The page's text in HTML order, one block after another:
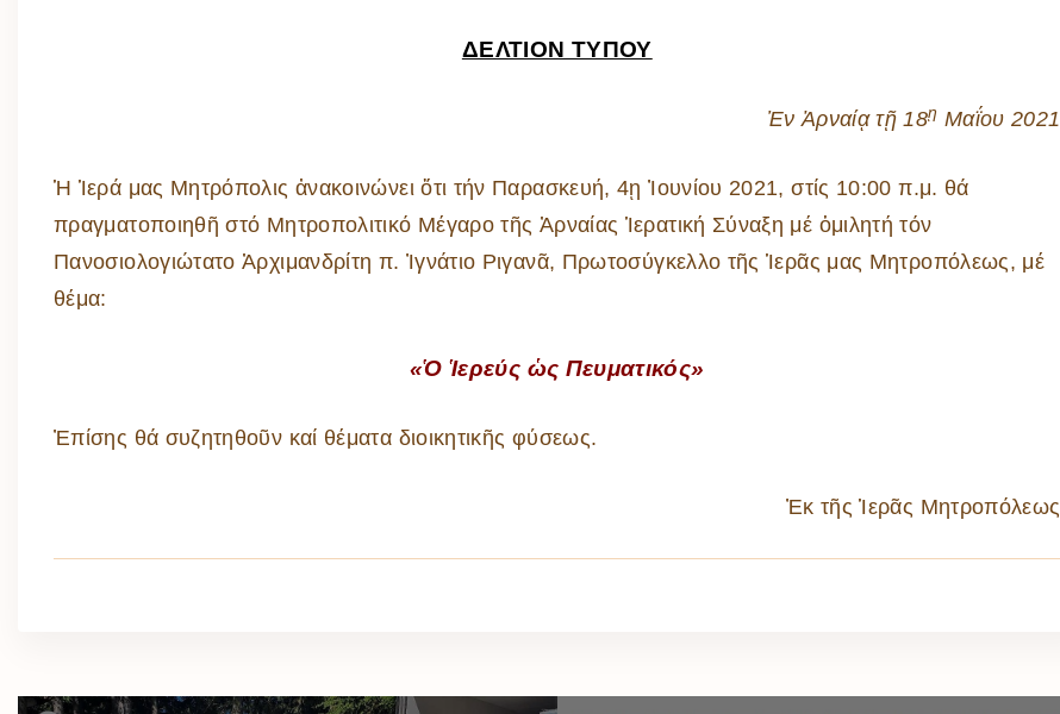
ΔΕΛΤΙΟΝ ΤΥΠΟΥ
Ἐν Ἀρναίᾳ τῇ 18ῃ Μαΐου 2021
Ἡ Ἱερά μας Μητρόπολις ἀνακοινώνει ὅτι τήν Παρασκευή, 4ῃ Ἰουνίου 2021, στίς 10:00 π.μ. θά
πραγματοποιηθῆ στό Μητροπολιτικό Μέγαρο τῆς Ἀρναίας Ἱερατική Σύναξη μέ ὁμιλητή τόν
Πανοσιολογιώτατο Ἀρχιμανδρίτη π. Ἰγνάτιο Ριγανᾶ, Πρωτοσύγκελλο τῆς Ἱερᾶς μας Μητροπόλεως, μέ
θέμα:
«Ὁ Ἱερεύς ὡς Πευματικός»
Ἐπίσης θά συζητηθοῦν καί θέματα διοικητικῆς φύσεως.
Ἐκ τῆς Ἱερᾶς Μητροπόλεως